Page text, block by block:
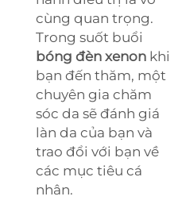
cùng quan trọng.
Trong suốt buổi
bóng đèn xenon khi
bạn đến thăm, một
chuyên gia chăm
sóc da sẽ đánh giá
làn da của bạn và
trao đổi với bạn về
các mục tiêu cá
nhân.